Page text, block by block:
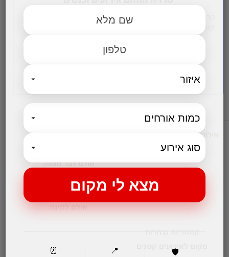
טרויה הוא מתחם רחב, מושקע ומעוצב המיועד לכנסים ולימי עיון,
קטנים וגדולים כאחד מ-100 ועד 2000 מוזמנים. טרויה ערוך למגוון
סוגים של…
אירועים עסקיים
אולמות אירועים לחתונות
אולם לבר מצווה
אולמות לברית
אולם לחינה
מקום לאירועים קטנים
🛡️
📍
⏰